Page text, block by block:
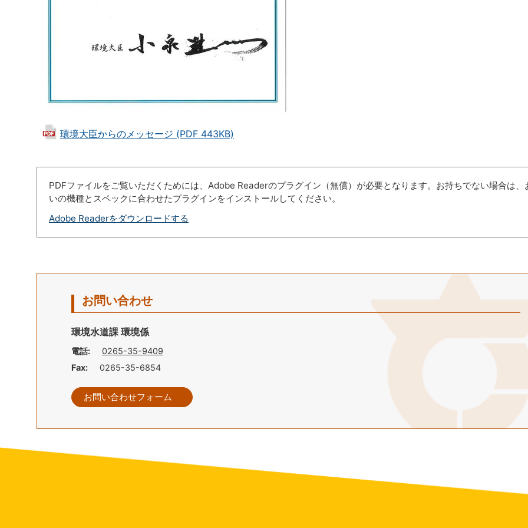
環境大臣からのメッセージ (PDF 443KB)
PDFファイルをご覧いただくためには、Adobe Readerのプラグイン（無償）が必要となります。お持ちでない場合は、
いの機種とスペックに合わせたプラグインをインストールしてください。
Adobe Readerをダウンロードする
お問い合わせ
環境水道課 環境係
電話:
0265-35-9409
Fax:
0265-35-6854
お問い合わせフォーム